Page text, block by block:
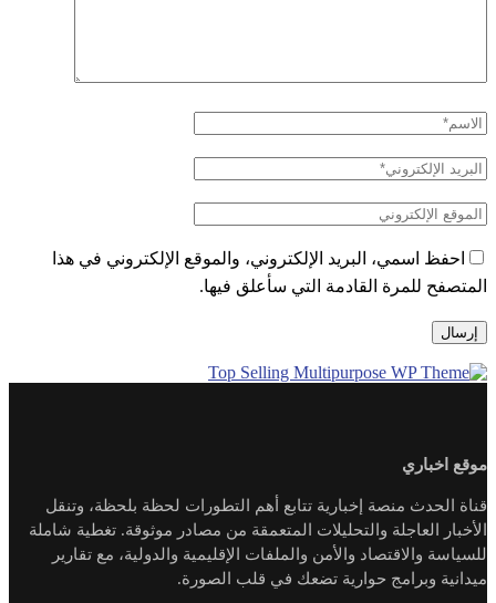
احفظ اسمي، البريد الإلكتروني، والموقع الإلكتروني في هذا
المتصفح للمرة القادمة التي سأعلق فيها.
موقع اخباري
قناة الحدث منصة إخبارية تتابع أهم التطورات لحظة بلحظة، وتنقل
الأخبار العاجلة والتحليلات المتعمقة من مصادر موثوقة. تغطية شاملة
للسياسة والاقتصاد والأمن والملفات الإقليمية والدولية، مع تقارير
ميدانية وبرامج حوارية تضعك في قلب الصورة.